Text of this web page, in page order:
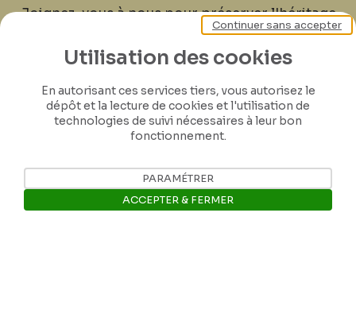
Joignez-vous à nous pour préserver l'héritage
de Félicien Rops ! Partagez vos lettres,
documents et connaissances afin de
les générations futures.
Je contribue
Utilisation des cookies
En autorisant ces services tiers, vous autorisez le
dépôt et la lecture de cookies et l'utilisation de
technologies de suivi nécessaires à leur bon
fonctionnement.
Continuer sans accepter
PARAMÉTRER
ACCEPTER & FERMER